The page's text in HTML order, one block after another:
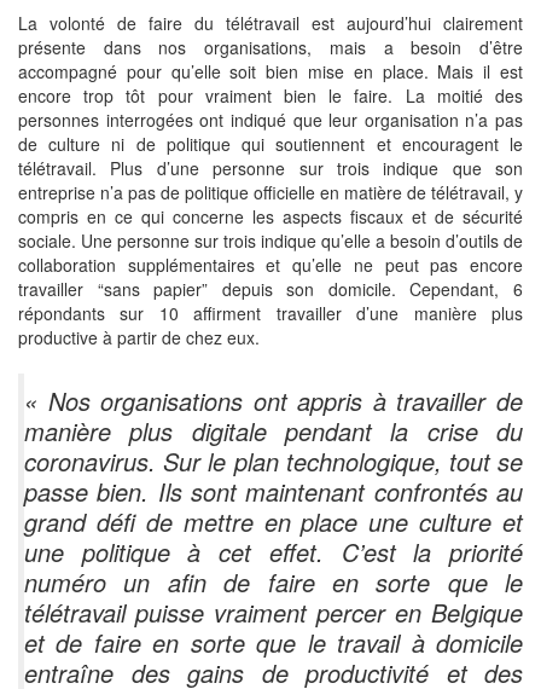
La volonté de faire du télétravail est aujourd’hui clairement
présente dans nos organisations, mais a besoin d’être
accompagné pour qu’elle soit bien mise en place. Mais il est
encore trop tôt pour vraiment bien le faire. La moitié des
personnes interrogées ont indiqué que leur organisation n’a pas
de culture ni de politique qui soutiennent et encouragent le
télétravail. Plus d’une personne sur trois indique que son
entreprise n’a pas de politique officielle en matière de télétravail, y
compris en ce qui concerne les aspects fiscaux et de sécurité
sociale. Une personne sur trois indique qu’elle a besoin d’outils de
collaboration supplémentaires et qu’elle ne peut pas encore
travailler “sans papier” depuis son domicile. Cependant, 6
répondants sur 10 affirment travailler d’une manière plus
productive à partir de chez eux.
« Nos organisations ont appris à travailler de
manière plus digitale pendant la crise du
coronavirus. Sur le plan technologique, tout se
passe bien. Ils sont maintenant confrontés au
grand défi de mettre en place une culture et
une politique à cet effet. C’est la priorité
numéro un afin de faire en sorte que le
télétravail puisse vraiment percer en Belgique
et de faire en sorte que le travail à domicile
entraîne des gains de productivité et des